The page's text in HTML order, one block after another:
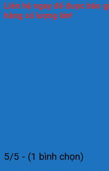
Liên hệ ngay để được báo
hàng số lượng lớn!
5/5 - (1 bình chọn)